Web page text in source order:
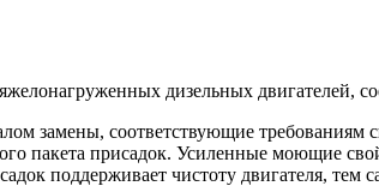
дизельных двигателей,
замены, соответствующие
пакета присадок. Усиленные моющие
поддерживает чистоту двигателя,